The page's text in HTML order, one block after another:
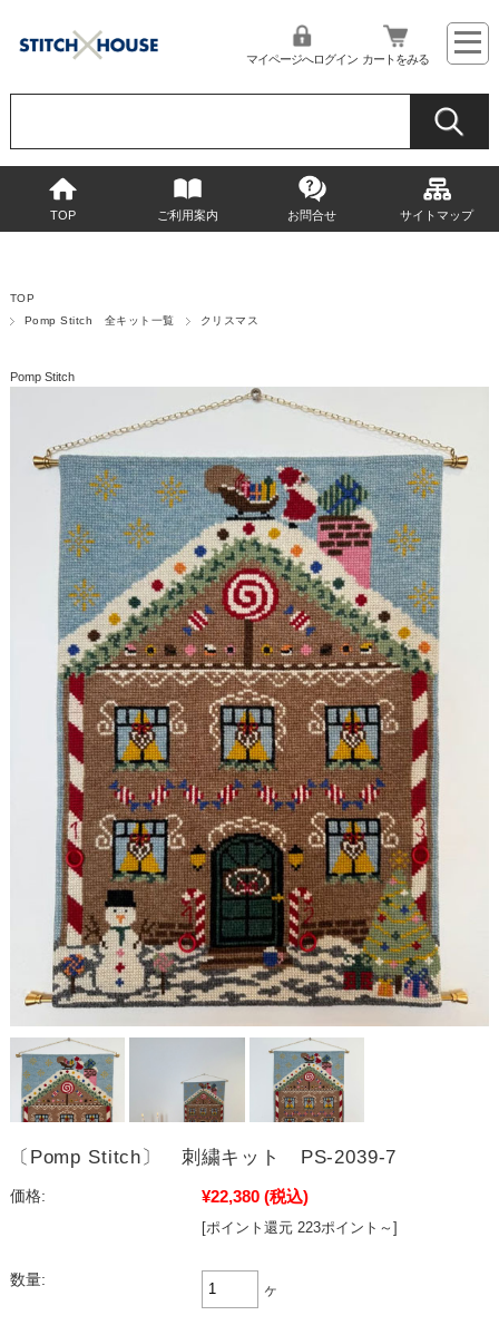
マイページへログイン カートをみる
TOP ご利用案内 お問合せ サイトマップ
TOP
Pomp Stitch 全キット一覧
クリスマス
Pomp Stitch
〔Pomp Stitch〕 刺繍キット PS-2039-7
価格: ¥22,380 (税込)
[ポイント還元 223ポイント～]
数量:
ヶ